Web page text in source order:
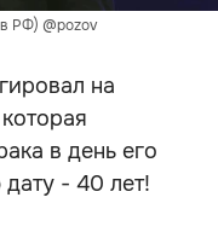
РФ) @pozov
на
в день его
- 40 лет!